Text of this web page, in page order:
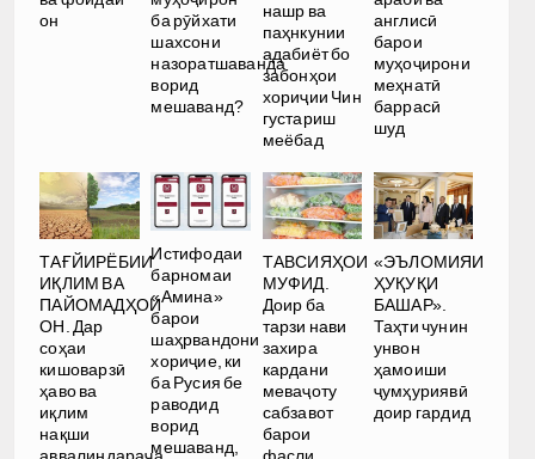
он
ба рӯйхати
шахсони
назоратшаванда
ворид
мешаванд?
нашр ва
паҳнкунии
адабиёт бо
забонҳои
хориҷии Чин
густариш
меёбад
англисӣ
барои
муҳоҷирони
меҳнатӣ
баррасӣ
шуд
ТАҒЙИРЁБИИ
ИҚЛИМ ВА
ПАЙОМАДҲОИ
ОН. Дар
соҳаи
кишоварзӣ
ҳаво ва
иқлим
нақши
Истифодаи
барномаи
«Амина»
барои
шаҳрвандони
хориҷие, ки
ба Русия бе
раводид
ворид
мешаванд,
ТАВСИЯҲОИ
МУФИД.
Доир ба
тарзи нави
захира
кардани
меваҷоту
сабзавот
барои
«ЭЪЛОМИЯИ
ҲУҚУҚИ
БАШАР».
Таҳти чунин
унвон
ҳамоиши
ҷумҳуриявӣ
доир гардид